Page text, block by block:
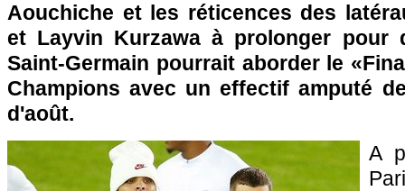
Aouchiche et les réticences des
et Layvin Kurzawa à prolonger pour
Saint-Germain pourrait aborder le
Champions avec un effectif amputé
d'août.
A